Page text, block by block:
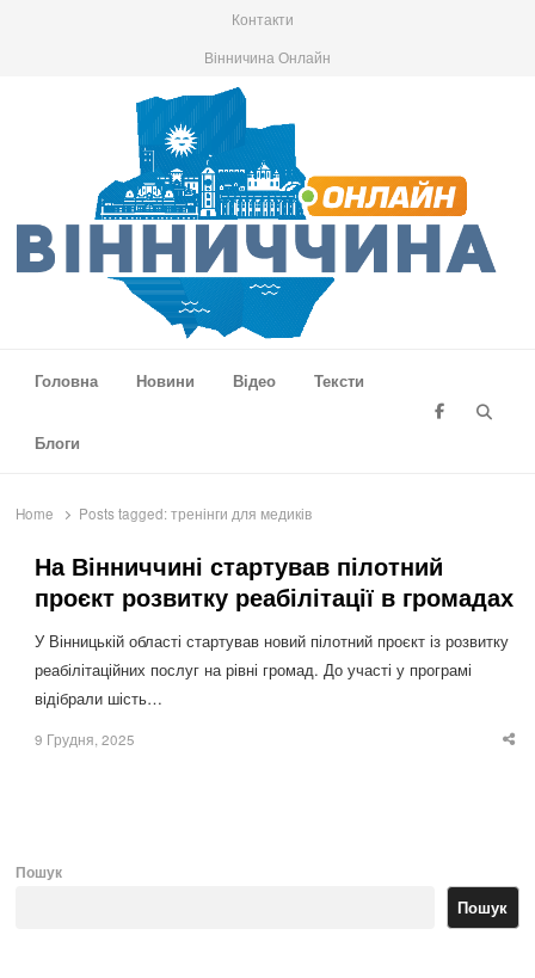
Контакти
Вінничина Онлайн
Головна
Новини Відео Тексти
Блоги
Home Posts tagged:тренінги для медиків
На Вінниччині стартував пілотний
проєкт розвитку реабілітації в громадах
У Вінницькій області стартував новий пілотний проєкт із розвитку
реабілітаційних послуг на рівні громад. До участі у програмі
відібрали шість…
9 Грудня, 2025
Пошук
Пошук